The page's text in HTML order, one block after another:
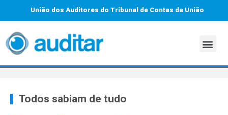
União dos Auditores do Tribunal de Contas da União
Todos sabiam de tudo